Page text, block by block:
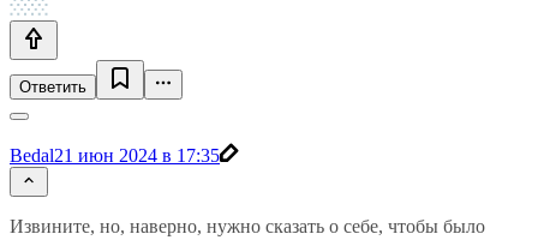
Ответить
Bedal21 июн 2024 в 17:35
Извините, но, наверно, нужно сказать о себе, чтобы было